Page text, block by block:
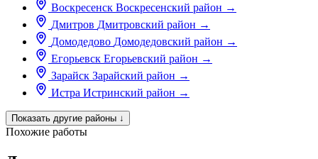
Воскресенск Воскресенский район →
Дмитров Дмитровский район →
Домодедово Домодедовский район →
Егорьевск Егорьевский район →
Зарайск Зарайский район →
Истра Истринский район →
Показать другие районы ↓
Похожие работы